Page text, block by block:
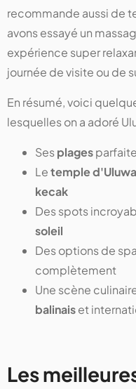
recommande aussi de
avons essayé un
expérience super
journée de visite ou de
En résumé, voici
lesquelles on a adoré
Sesplages
Letemple
kecak
Des spots
soleil
Des options de
complètement
Une scène
balinaiset
Les